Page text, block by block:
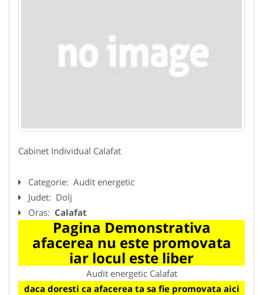
Cabinet Individual Calafat
Categorie: Audit energetic
Judet: Dolj
Oras: Calafat
Pagina Demonstrativa
afacerea nu este promovata
iar locul este liber
Audit energetic Calafat
daca doresti ca afacerea ta sa fie promovata aici